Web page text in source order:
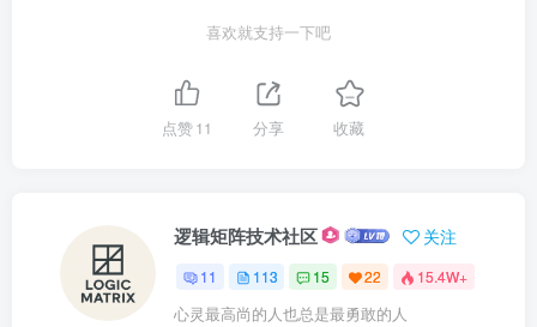
喜欢就支持一下吧
点赞11 分享 收藏
逻辑矩阵技术社区 关注
11 113 15 22 15.4W+
心灵最高尚的人也总是最勇敢的人